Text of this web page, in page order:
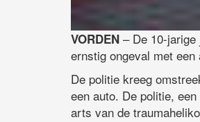
VORDEN – De 10-
ernstig ongeval met
De politie kreeg
een auto. De politie,
arts van de